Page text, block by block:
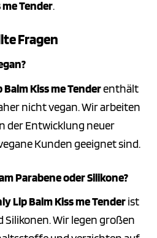
Tender.
Fragen
Kiss me Tenderenthält
nicht vegan. Wir arbeiten
der Entwicklung neuer
Kunden geeignet sind.
Parabene oder Silikone?
Lip Balm Kiss me Tenderist
Wir legen großen